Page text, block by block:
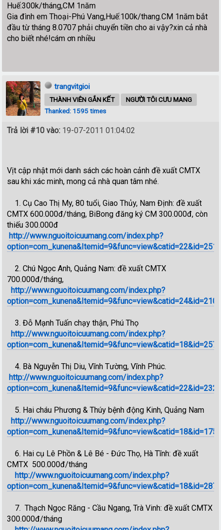
Huế:300k/tháng,CM 1năm
Gia đình em Thoại-Phú Vang,Huế:100k/thang.CM 1năm bắt
đầu từ tháng 8.0707 phải chuyển tiền cho ai vậy?xin cả nhà
cho biết nhé!cám ơn nhiều
trangvitgioi
THÀNH VIÊN GẮN KẾT
NGƯỜI TÔI CƯU MANG
Thanked: 1595 times
Trả lời #10 vào: 19-07-2011 01:04:02
Vịt cập nhật mới danh sách các hoàn cảnh đề xuất CMTX
sau khi xác minh, mong cả nhà quan tâm nhé.
1. Cụ Cao Thị My, 80 tuổi, Giao Thủy, Nam Định: đề xuất
CMTX 600.000đ/tháng, BiBong đăng ký CM 300.000đ, còn
thiếu 300.000đ
http://www.nguoitoicuumang.com/index.php?
2. Chú Ngọc Anh, Quảng Nam: đề xuất CMTX
700.000đ/tháng,
http://www.nguoitoicuumang.com/index.php?
3. Đỗ Mạnh Tuấn chạy thận, Phú Thọ
http://www.nguoitoicuumang.com/index.php?
4. Bà Nguyễn Thị Diu, Vĩnh Tường, Vĩnh Phúc.
http://www.nguoitoicuumang.com/index.php?
5. Hai cháu Phương & Thúy bệnh động Kinh, Quảng Nam
http://www.nguoitoicuumang.com/index.php?
6. Hai cụ Lê Phồn & Lê Bé - Đức Thọ, Hà Tĩnh: đề xuất
CMTX 500.000đ/tháng
http://www.nguoitoicuumang.com/index.php?
7. Thạch Ngọc Răng - Cầu Ngang, Trà Vinh: đề xuất CMTX
300.000đ/tháng